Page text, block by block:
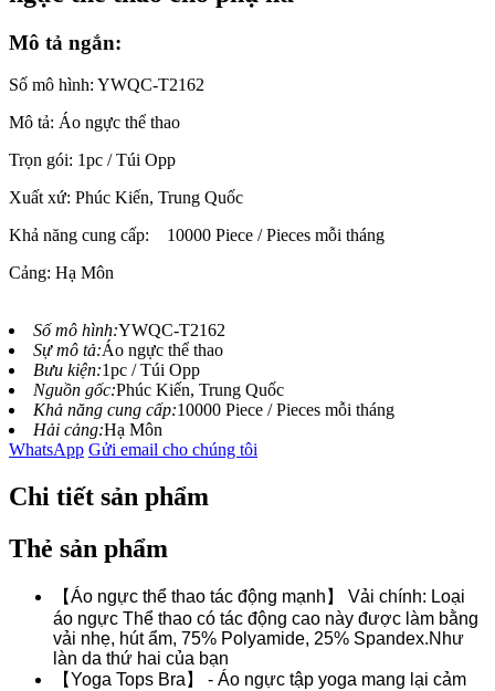
Mô tả ngắn:
Số mô hình: YWQC-T2162
Mô tả: Áo ngực thể thao
Trọn gói: 1pc / Túi Opp
Xuất xứ: Phúc Kiến, Trung Quốc
Khả năng cung cấp:
10000 Piece / Pieces mỗi tháng
Cảng: Hạ Môn
Số mô hình:YWQC-T2162
Sự mô tả:Áo ngực thể thao
Bưu kiện:1pc / Túi Opp
Nguồn gốc:Phúc Kiến, Trung Quốc
Khả năng cung cấp:10000 Piece / Pieces mỗi tháng
Hải cảng:Hạ Môn
WhatsApp Gửi email cho chúng tôi
Chi tiết sản phẩm
Thẻ sản phẩm
【Áo ngực thể thao tác động mạnh】 Vải chính: Loại
áo ngực Thể thao có tác động cao này được làm bằng
vải nhẹ, hút ẩm, 75% Polyamide, 25% Spandex.Như
làn da thứ hai của bạn
【Yoga Tops Bra】 - Áo ngực tập yoga mang lại cảm